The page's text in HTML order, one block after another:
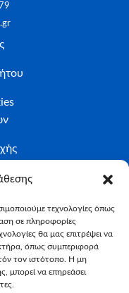
τεχνολογίες όπως
σε πληροφορίες
θα μας επιτρέψει να
όπως συμπεριφορά
τον ιστότοπο. Η μη
μπορεί να επηρεάσει